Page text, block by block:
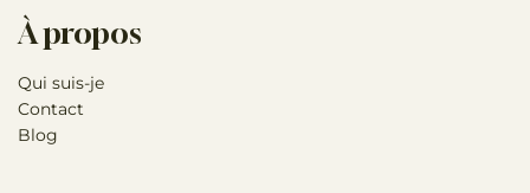
À propos
Qui suis-je
Contact
Blog